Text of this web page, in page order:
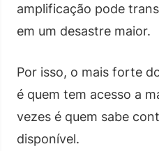
amplificação pode
em um desastre maior.
Por isso, o mais forte
é quem tem acesso a
vezes é quem sabe
disponível.